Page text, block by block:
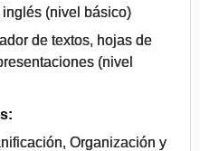
(nivel básico)
de textos, hojas de
(nivel
Organización y